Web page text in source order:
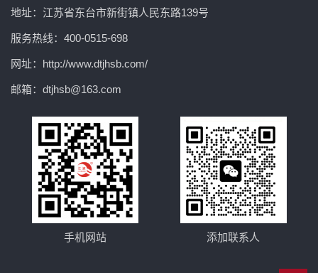
地址：江苏省东台市新街镇人民东路139号
服务热线：400-0515-698
网址：http://www.dtjhsb.com/
邮箱：dtjhsb@163.com
手机网站 添加联系人